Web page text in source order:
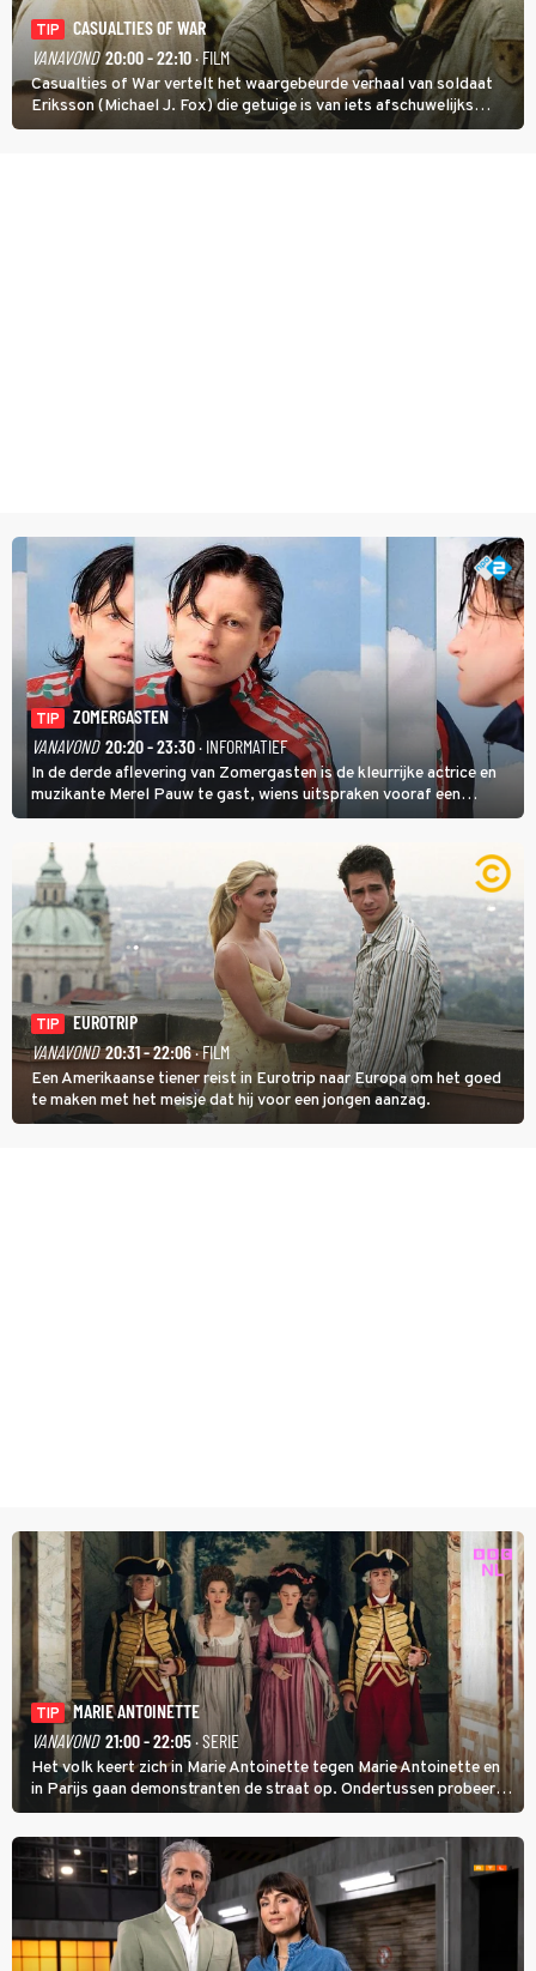
TIP
CASUALTIES OF WAR
VANAVOND 20:00 - 22:10· FILM
Casualties of War vertelt het waargebeurde verhaal van soldaat
Eriksson (Michael J. Fox) die getuige is van iets afschuwelijks
tijdens de Vietnamoorlog. Hij besluit uit de school te klappen.
TIP
ZOMERGASTEN
VANAVOND 20:20 - 23:30· INFORMATIEF
In de derde aflevering van Zomergasten is de kleurrijke actrice en
muzikante Merel Pauw te gast, wiens uitspraken vooraf een
boeiende avond beloven: 'Mijn ideale televisieavond is zoals mijn
identiteit: grenzeloos, absurd en vol angsten'.
TIP
EUROTRIP
VANAVOND 20:31 - 22:06· FILM
Een Amerikaanse tiener reist in Eurotrip naar Europa om het goed
te maken met het meisje dat hij voor een jongen aanzag.
TIP
MARIE ANTOINETTE
VANAVOND 21:00 - 22:05· SERIE
Het volk keert zich in Marie Antoinette tegen Marie Antoinette en
in Parijs gaan demonstranten de straat op. Ondertussen probeert
Marie Antoinette landgoed Saint-Cloud te kopen. Ze wil daar haar
kinderen veilig laten opgroeien.